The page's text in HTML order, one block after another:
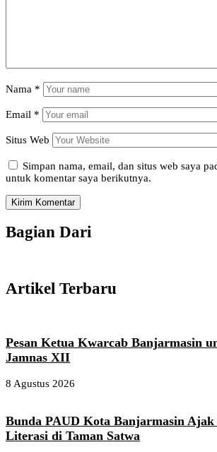
Nama *
Email *
Situs Web
Simpan nama, email, dan situs web saya
untuk komentar saya berikutnya.
Bagian Dari
Artikel Terbaru
Pesan Ketua Kwarcab Banjarmasin
Jamnas XII
8 Agustus 2026
Bunda PAUD Kota Banjarmasin
Literasi di Taman Satwa